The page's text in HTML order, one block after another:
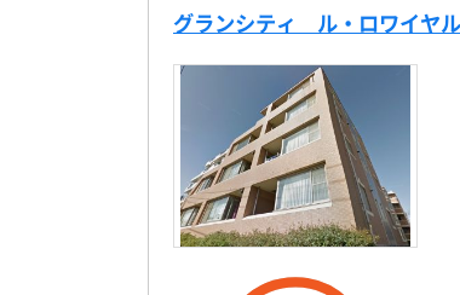
グランシティ ル・ロワイヤ